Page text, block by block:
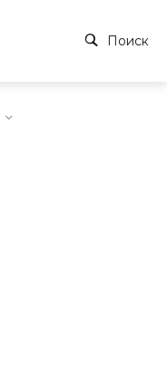
Поиск